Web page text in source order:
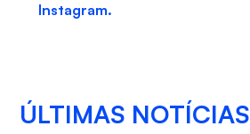
Instagram.
ÚLTIMAS NOTÍCIAS